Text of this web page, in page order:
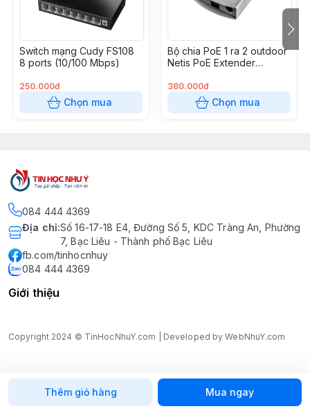
Thêm giỏ hàng Mua ngay
Switch mạng Cudy FS108
8 ports (10/100 Mbps)
250.000đ
Chọn mua
Bộ chia PoE 1 ra 2 outdoor
Netis PoE Extender
380.000đ
Chọn mua
084 444 4369
Địa chỉ:Số 16-17-18 E4, Đường Số 5, KDC Tràng An, Phường
7, Bạc Liêu - Thành phố Bạc Liêu
fb.com/tinhocnhuy
084 444 4369
Giới thiệu
Copyright 2024 © TinHocNhuY.com | Developed by WebNhuY.com